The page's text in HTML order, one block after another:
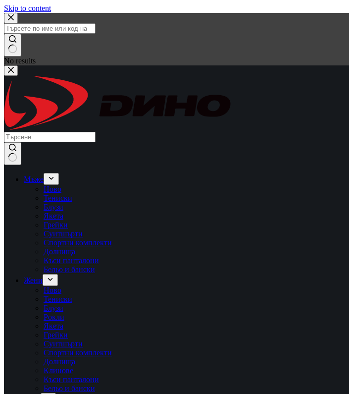
Skip to content
No results
Мъже
Ново
Тениски
Блузи
Якета
Грейки
Суитшърти
Спортни комплекти
Долнища
Къси панталони
Бельо и бански
Жени
Ново
Тениски
Блузи
Рокли
Якета
Грейки
Суитшърти
Спортни комплекти
Долнища
Клинове
Къси панталони
Бельо и бански